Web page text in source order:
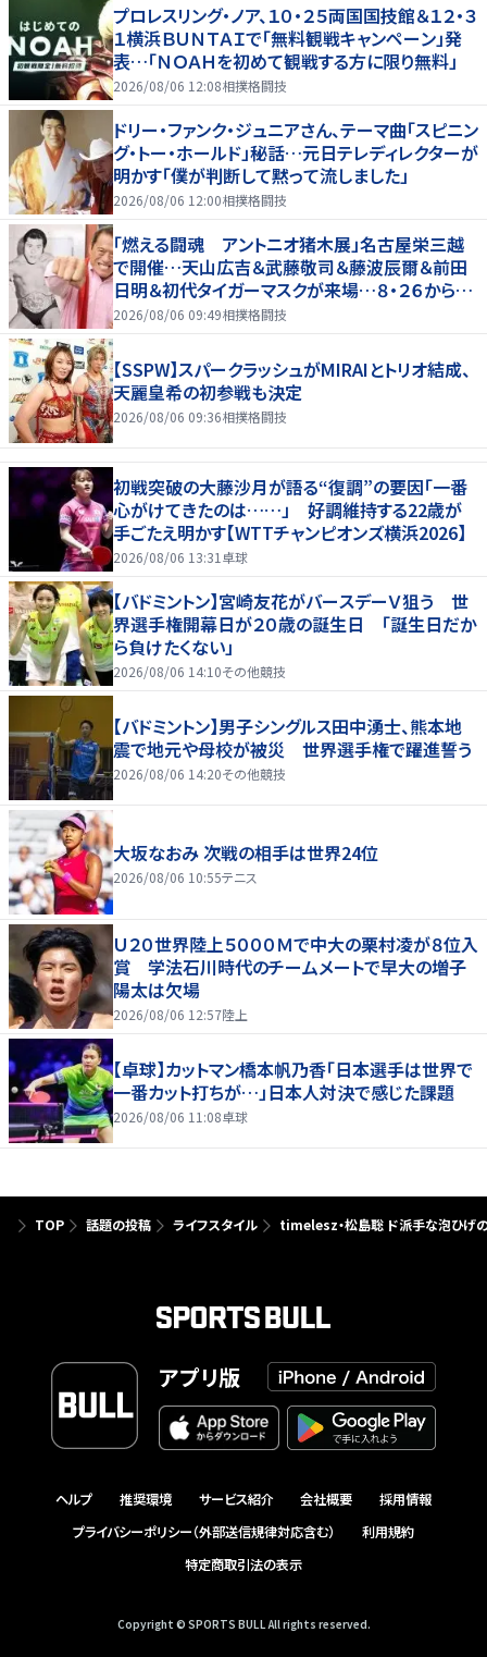
プロレスリング・ノア、１０・２５両国国技館＆１２・３
１横浜ＢＵＮＴＡＩで「無料観戦キャンペーン」発
表…「ＮＯＡＨを初めて観戦する方に限り無料」
2026/08/06 12:08相撲格闘技
ドリー・ファンク・ジュニアさん、テーマ曲「スピニン
グ・トー・ホールド」秘話…元日テレディレクターが
明かす「僕が判断して黙って流しました」
2026/08/06 12:00相撲格闘技
「燃える闘魂 アントニオ猪木展」名古屋栄三越
で開催…天山広吉＆武藤敬司＆藤波辰爾＆前田
日明＆初代タイガーマスクが来場…８・２６から９・
７まで
2026/08/06 09:49相撲格闘技
【SSPW】スパークラッシュがMIRAIとトリオ結成、
天麗皇希の初参戦も決定
2026/08/06 09:36相撲格闘技
初戦突破の大藤沙月が語る“復調”の要因「一番
心がけてきたのは……」 好調維持する22歳が
手ごたえ明かす【WTTチャンピオンズ横浜2026】
2026/08/06 13:31 卓球
【バドミントン】宮崎友花がバースデーＶ狙う 世
界選手権開幕日が２０歳の誕生日 「誕生日だか
ら負けたくない」
2026/08/06 14:10その他競技
【バドミントン】男子シングルス田中湧士、熊本地
震で地元や母校が被災 世界選手権で躍進誓う
2026/08/06 14:20その他競技
大坂なおみ 次戦の相手は世界24位
2026/08/06 10:55テニス
Ｕ２０世界陸上５０００Ｍで中大の栗村凌が８位入
賞 学法石川時代のチームメートで早大の増子
陽太は欠場
2026/08/06 12:57陸上
【卓球】カットマン橋本帆乃香「日本選手は世界で
一番カット打ちが…」日本人対決で感じた課題
2026/08/06 11:08卓球
TOP 話題の投稿 ライフスタイル timelesz・松島聡 ド派手な泡ひげの
アプリ版
ヘルプ 推奨環境 サービス紹介 会社概要
採用情報
プライバシーポリシー（外部送信規律対応含む）
利用規約
特定商取引法の表示
Copyright © SPORTS BULL All rights reserved.